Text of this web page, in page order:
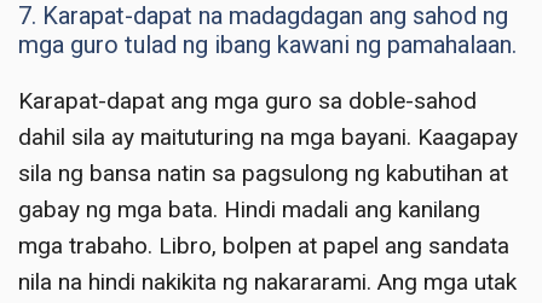
7. Karapat-dapat na madagdagan ang sahod ng
mga guro tulad ng ibang kawani ng pamahalaan.
Karapat-dapat ang mga guro sa doble-sahod
dahil sila ay maituturing na mga bayani. Kaagapay
sila ng bansa natin sa pagsulong ng kabutihan at
gabay ng mga bata. Hindi madali ang kanilang
mga trabaho. Libro, bolpen at papel ang sandata
nila na hindi nakikita ng nakararami. Ang mga utak